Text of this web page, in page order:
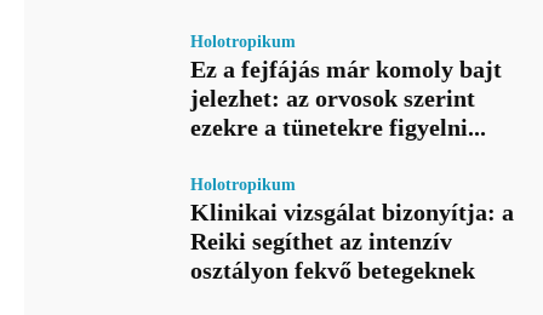
Holotropikum
Ez a fejfájás már komoly bajt
jelezhet: az orvosok szerint
ezekre a tünetekre figyelni...
Holotropikum
Klinikai vizsgálat bizonyítja: a
Reiki segíthet az intenzív
osztályon fekvő betegeknek